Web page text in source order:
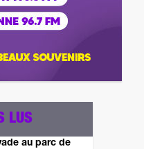
LUS
au parc de